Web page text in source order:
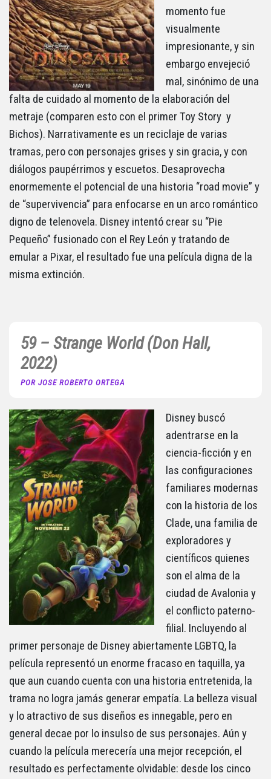
momento fue
visualmente
impresionante, y sin
embargo envejeció
mal, sinónimo de una
falta de cuidado al momento de la elaboración del
metraje (comparen esto con el primer Toy Story y
Bichos). Narrativamente es un reciclaje de varias
tramas, pero con personajes grises y sin gracia, y con
diálogos paupérrimos y escuetos. Desaprovecha
enormemente el potencial de una historia “road movie” y
de “supervivencia” para enfocarse en un arco romántico
digno de telenovela. Disney intentó crear su “Pie
Pequeño” fusionado con el Rey León y tratando de
emular a Pixar, el resultado fue una película digna de la
misma extinción.
59 – Strange World (Don Hall,
2022)
POR JOSE ROBERTO ORTEGA
Disney buscó
adentrarse en la
ciencia-ficción y en
las configuraciones
familiares modernas
con la historia de los
Clade, una familia de
exploradores y
científicos quienes
son el alma de la
ciudad de Avalonia y
el conflicto paterno-
filial. Incluyendo al
primer personaje de Disney abiertamente LGBTQ, la
película representó un enorme fracaso en taquilla, ya
que aun cuando cuenta con una historia entretenida, la
trama no logra jamás generar empatía. La belleza visual
y lo atractivo de sus diseños es innegable, pero en
general decae por lo insulso de sus personajes. Aún y
cuando la película merecería una mejor recepción, el
resultado es perfectamente olvidable: desde los cinco